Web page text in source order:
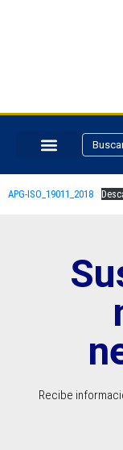
APG-ISO_19011_2018
Recibe